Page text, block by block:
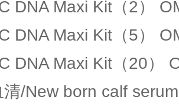
DNA Maxi Kit（2）
DNA Maxi Kit（5）
DNA Maxi Kit（20）
清/New born calf